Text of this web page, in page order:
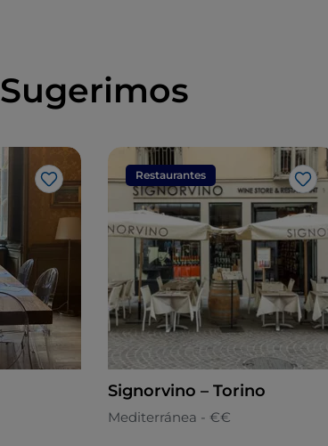
Sugerimos
Me gusta
Restaurantes
Me
Signorvino – Torino
Mediterránea - €€